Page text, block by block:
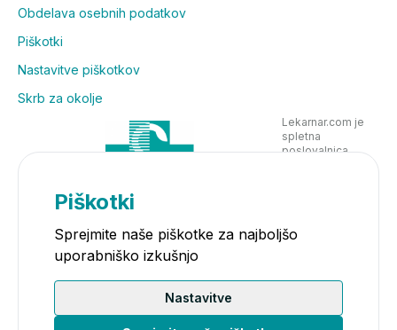
Obdelava osebnih podatkov
Piškotki
Nastavitve piškotkov
Skrb za okolje
Lekarnar.com je
spletna
poslovalnica
Piškotki
Sprejmite naše piškotke za najboljšo
uporabniško izkušnjo
Nastavitve